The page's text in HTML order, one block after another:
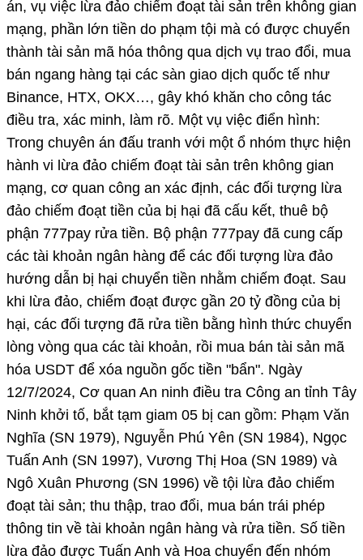
án, vụ việc lừa đảo chiếm đoạt tài sản trên không gian
mạng, phần lớn tiền do phạm tội mà có được chuyển
thành tài sản mã hóa thông qua dịch vụ trao đổi, mua
bán ngang hàng tại các sàn giao dịch quốc tế như
Binance, HTX, OKX…, gây khó khăn cho công tác
điều tra, xác minh, làm rõ. Một vụ việc điển hình:
Trong chuyên án đấu tranh với một ổ nhóm thực hiện
hành vi lừa đảo chiếm đoạt tài sản trên không gian
mạng, cơ quan công an xác định, các đối tượng lừa
đảo chiếm đoạt tiền của bị hại đã cấu kết, thuê bộ
phận 777pay rửa tiền. Bộ phận 777pay đã cung cấp
các tài khoản ngân hàng để các đối tượng lừa đảo
hướng dẫn bị hại chuyển tiền nhằm chiếm đoạt. Sau
khi lừa đảo, chiếm đoạt được gần 20 tỷ đồng của bị
hại, các đối tượng đã rửa tiền bằng hình thức chuyển
lòng vòng qua các tài khoản, rồi mua bán tài sản mã
hóa USDT để xóa nguồn gốc tiền "bẩn". Ngày
12/7/2024, Cơ quan An ninh điều tra Công an tỉnh Tây
Ninh khởi tố, bắt tạm giam 05 bị can gồm: Phạm Văn
Nghĩa (SN 1979), Nguyễn Phú Yên (SN 1984), Ngọc
Tuấn Anh (SN 1997), Vương Thị Hoa (SN 1989) và
Ngô Xuân Phương (SN 1996) về tội lừa đảo chiếm
đoạt tài sản; thu thập, trao đổi, mua bán trái phép
thông tin về tài khoản ngân hàng và rửa tiền. Số tiền
lừa đảo được Tuấn Anh và Hoa chuyển đến nhóm